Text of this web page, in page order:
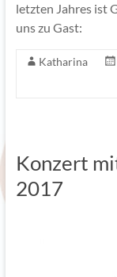
letzten Jahres ist
uns zu Gast:
Katharina
Konzert
2017